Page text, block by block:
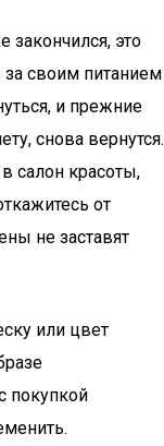
закончился, это
за своим питанием
и прежние
снова вернутся.
салон красоты,
от
не заставят
или цвет
покупкой